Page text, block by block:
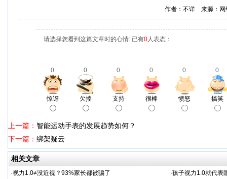
作者：不详 来源：
请选择您看到这篇文章时的心情: 已有0人表态：
0 0 0 0 0 0
惊讶 欠揍 支持 很棒 愤怒 搞笑
上一篇： 智能运动手表的发展趋势如何？
下一篇： 绑架疑云
相关文章
·视力1.0≠没近视？93%家长都被骗了 ·孩子视力1.0就代表